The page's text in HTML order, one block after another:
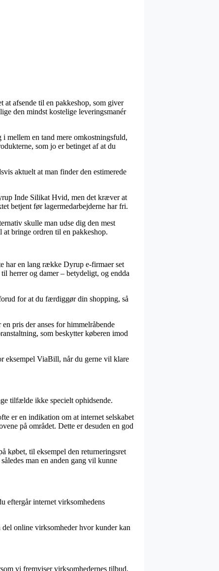
afsende til en pakkeshop, som giver
den mindst kostelige leveringsmanér
mellem en tand mere omkostningsfuld,
som jo er betinget af at du
aktuelt at man finder den estimerede
Inde Silikat Hvid, men det kræver at
betjent før lagermedarbejderne har fri.
skulle man udse dig den mest
bringe ordren til en pakkeshop.
har en lang række Dyrup e-firmaer set
herrer og damer – betydeligt, og endda
for at du færdiggør din shopping, så
pris der anses for himmelråbende
som beskytter køberen imod
eksempel ViaBill, når du gerne vil klare
tilfælde ikke specielt ophidsende.
er en indikation om at internet selskabet
på området. Dette er desuden en god
købet, til eksempel den returneringsret
man en anden gang vil kunne
eftergår internet virksomhedens
online virksomheder hvor kunder kan
vi fremviser virksomhedernes tilbud,